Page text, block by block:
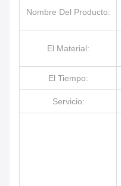
Nombre Del Producto:
El Material:
El Tiempo:
Servicio: